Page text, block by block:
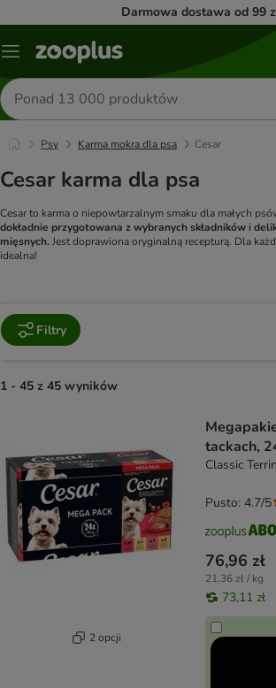
Darmowa dostawa od 99
Menu
Szukaj
produktów
Psy Karma mokra dla psa Cesar
Cesar karma dla psa
Cesar to karma o niepowtarzalnym smaku dla małych
dokładnie przygotowana z wybranych składników i
mięsnych.Jest doprawiona oryginalną recepturą. Dla
idealna!
Filtry
1 - 45 z 45 wyników
2 opcji
tackach,
Classic
76,96 zł
21,36 zł / kg
73,11 zł
Pusto: 4.7/5